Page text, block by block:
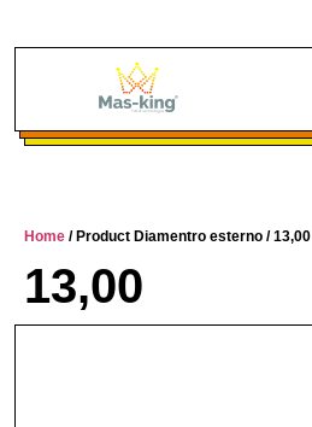
Home / Product Diamentro esterno / 13,00
13,00